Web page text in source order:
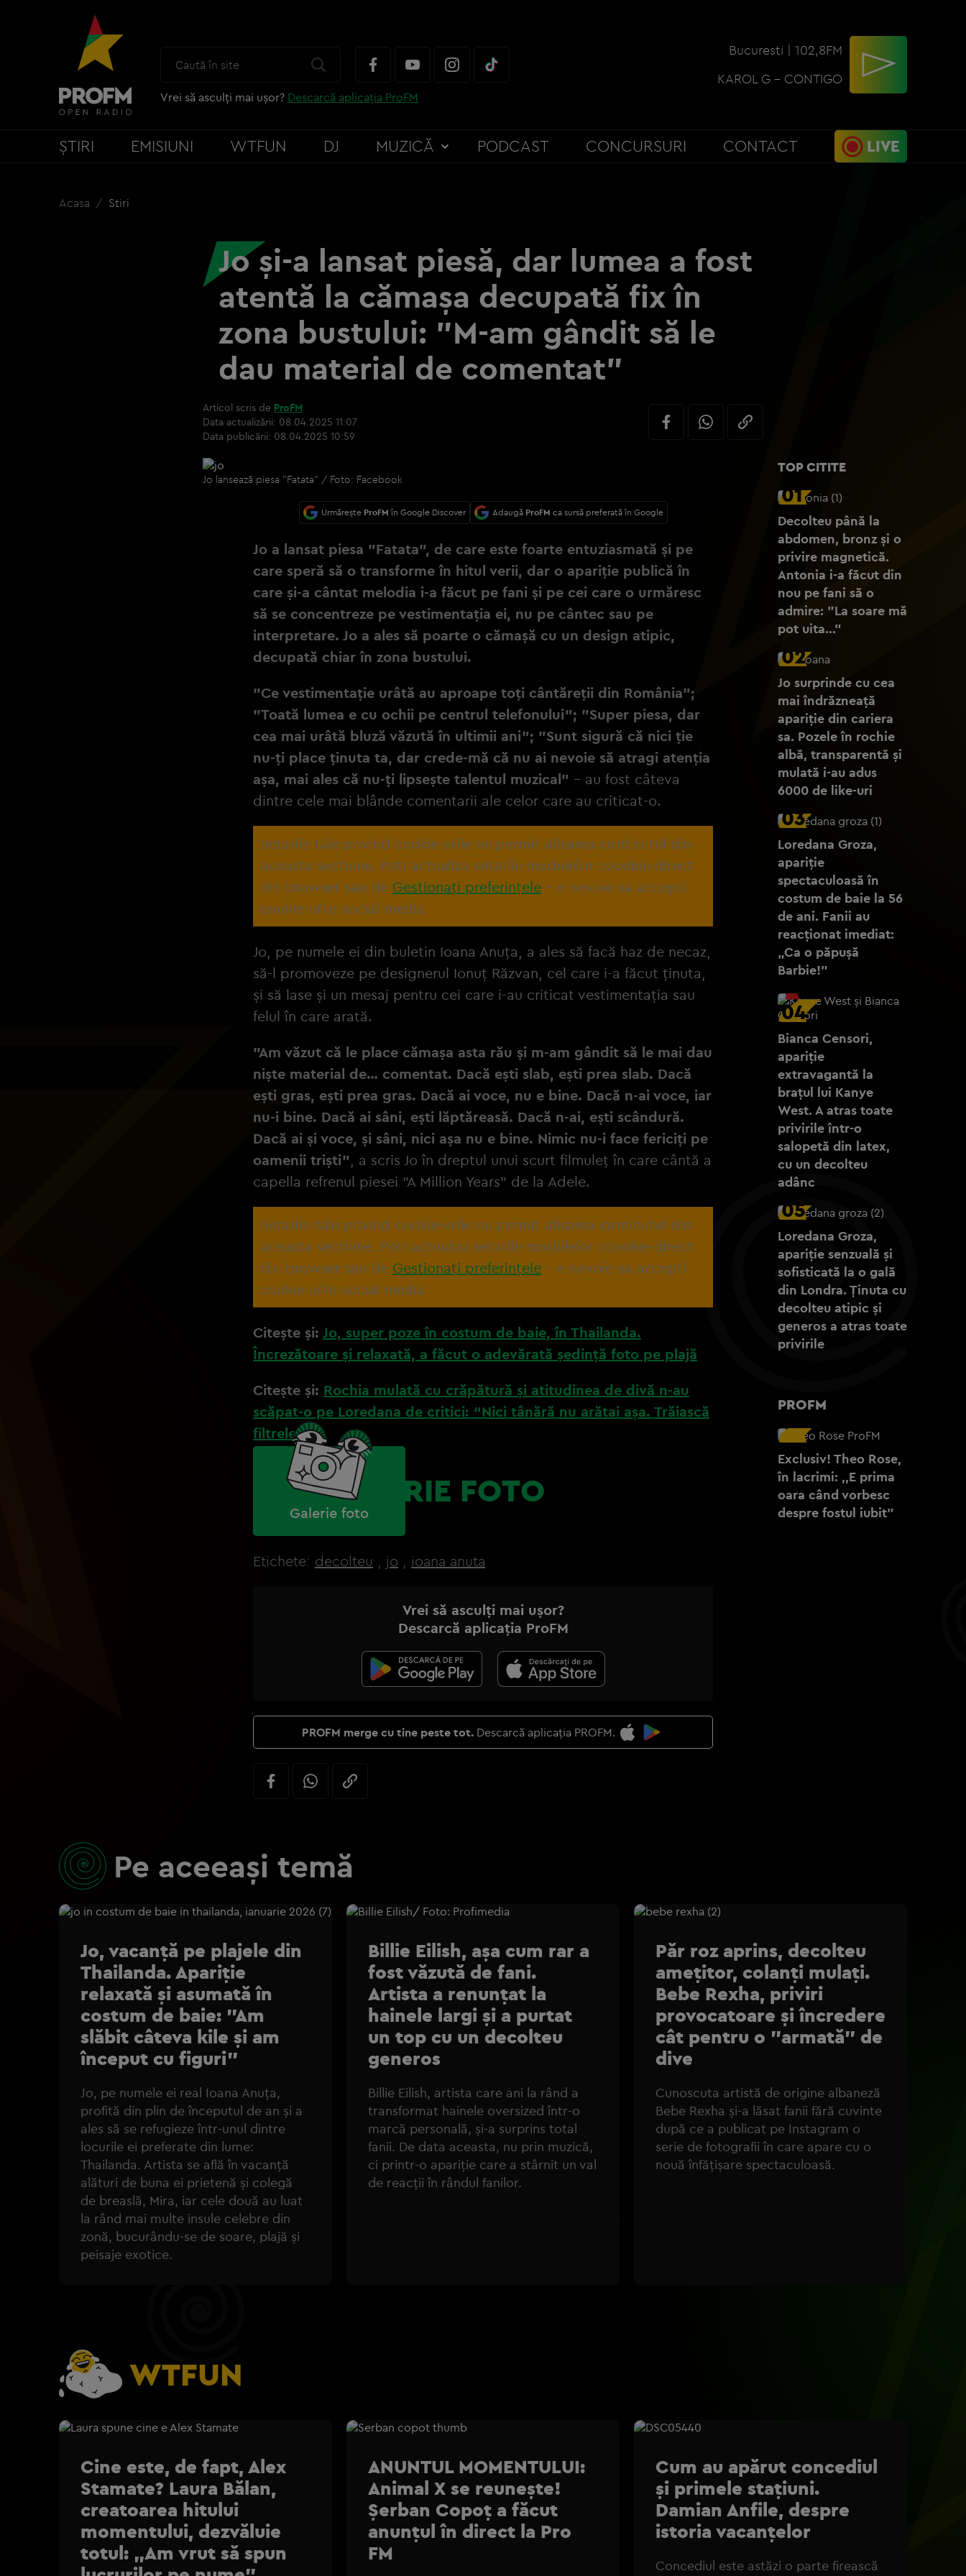
Vrei să asculți mai ușor? Descarcă aplicația ProFM
Bucuresti | 102,8FM
KAROL G - CONTIGO
ȘTIRI EMISIUNI WTFUN DJ MUZICĂ PODCAST CONCURSURI CONTACT LIVE
Acasa Stiri
Jo și-a lansat piesă, dar lumea a fost
atentă la cămașa decupată fix în
zona bustului: "M-am gândit să le
dau material de comentat"
Articol scris de ProFM
Data actualizării: 08.04.2025 11:07
Data publicării: 08.04.2025 10:59
Jo lansează piesa "Fatata" / Foto: Facebook
Urmărește ProFM în Google Discover Adaugă ProFM ca sursă preferată în Google
Jo a lansat piesa "Fatata", de care este foarte entuziasmată și pe
care speră să o transforme în hitul verii, dar o apariție publică în
care și-a cântat melodia i-a făcut pe fani și pe cei care o urmăresc
să se concentreze pe vestimentația ei, nu pe cântec sau pe
interpretare. Jo a ales să poarte o cămașă cu un design atipic,
decupată chiar în zona bustului.
"Ce vestimentație urâtă au aproape toți cântăreții din România";
"Toată lumea e cu ochii pe centrul telefonului"; "Super piesa, dar
cea mai urâtă bluză văzută în ultimii ani"; "Sunt sigură că nici ție
nu-ți place ținuta ta, dar crede-mă că nu ai nevoie să atragi atenția
așa, mai ales că nu-ți lipsește talentul muzical" - au fost câteva
dintre cele mai blânde comentarii ale celor care au criticat-o.
Setarile tale privind cookie-urile nu permit afisarea continutul din
aceasta sectiune. Poti actualiza setarile modulelor coookie direct
din browser sau de Gestionați preferințele– e nevoie sa accepti
cookie-urile social media
Jo, pe numele ei din buletin Ioana Anuța, a ales să facă haz de necaz,
să-l promoveze pe designerul Ionuț Răzvan, cel care i-a făcut ținuta,
și să lase și un mesaj pentru cei care i-au criticat vestimentația sau
felul în care arată.
"Am văzut că le place cămașa asta rău și m-am gândit să le mai dau
niște material de… comentat. Dacă ești slab, ești prea slab. Dacă
ești gras, ești prea gras. Dacă ai voce, nu e bine. Dacă n-ai voce, iar
nu-i bine. Dacă ai sâni, ești lăptăreasă. Dacă n-ai, ești scândură.
Dacă ai și voce, și sâni, nici așa nu e bine. Nimic nu-i face fericiți pe
oamenii triști", a scris Jo în dreptul unui scurt filmuleț în care cântă a
capella refrenul piesei "A Million Years" de la Adele.
Setarile tale privind cookie-urile nu permit afisarea continutul din
aceasta sectiune. Poti actualiza setarile modulelor coookie direct
din browser sau de Gestionați preferințele– e nevoie sa accepti
cookie-urile social media
Citește și: Jo, super poze în costum de baie, în Thailanda.
Încrezătoare și relaxată, a făcut o adevărată ședință foto pe plajă
Citește și: Rochia mulată cu crăpătură și atitudinea de divă n-au
scăpat-o pe Loredana de critici: “Nici tânără nu arătai așa. Trăiască
filtrele!”
GALERIE FOTO
Galerie foto
Etichete: decolteu , jo , ioana anuta
Vrei să asculți mai ușor?
Descarcă aplicația ProFM
PROFM merge cu tine peste tot. Descarcă aplicația PROFM.
TOP CITITE
01
Decolteu până la
abdomen, bronz și o
privire magnetică.
Antonia i-a făcut din
nou pe fani să o
admire: "La soare mă
pot uita..."
02
Jo surprinde cu cea
mai îndrăzneață
apariție din cariera
sa. Pozele în rochie
albă, transparentă și
mulată i-au adus
6000 de like-uri
03
Loredana Groza,
apariție
spectaculoasă în
costum de baie la 56
de ani. Fanii au
reacționat imediat:
„Ca o păpușă
Barbie!”
04
Bianca Censori,
apariție
extravagantă la
brațul lui Kanye
West. A atras toate
privirile într-o
salopetă din latex,
cu un decolteu
adânc
05
Loredana Groza,
apariție senzuală și
sofisticată la o gală
din Londra. Ținuta cu
decolteu atipic și
generos a atras toate
privirile
PROFM
Exclusiv! Theo Rose,
în lacrimi: ,,E prima
oara când vorbesc
despre fostul iubit”
Pe aceeași temă
Jo, vacanță pe plajele din
Thailanda. Apariție
relaxată și asumată în
costum de baie: "Am
slăbit câteva kile și am
început cu figuri"
Jo, pe numele ei real Ioana Anuța,
profită din plin de începutul de an și a
ales să se refugieze într-unul dintre
locurile ei preferate din lume:
Thailanda. Artista se află în vacanță
alături de buna ei prietenă și colegă
de breaslă, Mira, iar cele două au luat
la rând mai multe insule celebre din
zonă, bucurându-se de soare, plajă și
peisaje exotice.
Billie Eilish, așa cum rar a
fost văzută de fani.
Artista a renunțat la
hainele largi și a purtat
un top cu un decolteu
generos
Billie Eilish, artista care ani la rând a
transformat hainele oversized într-o
marcă personală, și-a surprins total
fanii. De data aceasta, nu prin muzică,
ci printr-o apariție care a stârnit un val
de reacții în rândul fanilor.
Păr roz aprins, decolteu
amețitor, colanți mulați.
Bebe Rexha, priviri
provocatoare și încredere
cât pentru o "armată" de
dive
Cunoscuta artistă de origine albaneză
Bebe Rexha și-a lăsat fanii fără cuvinte
după ce a publicat pe Instagram o
serie de fotografii în care apare cu o
nouă înfățișare spectaculoasă.
WTFUN
Cine este, de fapt, Alex
Stamate? Laura Bălan,
creatoarea hitului
momentului, dezvăluie
totul: „Am vrut să spun
ANUNTUL MOMENTULUI:
Animal X se reunește!
Șerban Copoț a făcut
anunțul în direct la Pro
FM
Cum au apărut concediul
și primele stațiuni.
Damian Anfile, despre
istoria vacanțelor
Concediul este astăzi o parte firească